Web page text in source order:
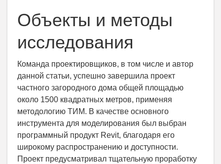
Объекты и методы
исследования
Команда проектировщиков, в том числе и автор
данной статьи, успешно завершила проект
частного загородного дома общей площадью
около 1500 квадратных метров, применяя
методологию ТИМ. В качестве основного
инструмента для моделирования был выбран
программный продукт Revit, благодаря его
широкому распространению и доступности.
Проект предусматривал тщательную проработку